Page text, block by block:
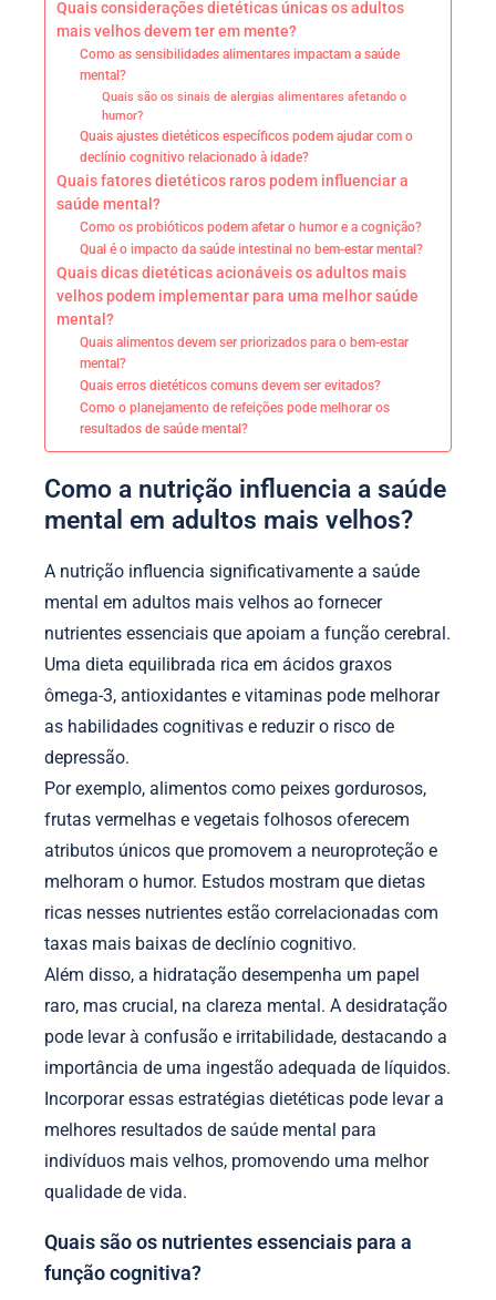
Quais considerações dietéticas únicas os adultos
mais velhos devem ter em mente?
Como as sensibilidades alimentares impactam a saúde
mental?
Quais são os sinais de alergias alimentares afetando o
humor?
Quais ajustes dietéticos específicos podem ajudar com o
declínio cognitivo relacionado à idade?
Quais fatores dietéticos raros podem influenciar a
saúde mental?
Como os probióticos podem afetar o humor e a cognição?
Qual é o impacto da saúde intestinal no bem-estar mental?
Quais dicas dietéticas acionáveis os adultos mais
velhos podem implementar para uma melhor saúde
mental?
Quais alimentos devem ser priorizados para o bem-estar
mental?
Quais erros dietéticos comuns devem ser evitados?
Como o planejamento de refeições pode melhorar os
resultados de saúde mental?
Como a nutrição influencia a saúde
mental em adultos mais velhos?
A nutrição influencia significativamente a saúde
mental em adultos mais velhos ao fornecer
nutrientes essenciais que apoiam a função cerebral.
Uma dieta equilibrada rica em ácidos graxos
ômega-3, antioxidantes e vitaminas pode melhorar
as habilidades cognitivas e reduzir o risco de
depressão.
Por exemplo, alimentos como peixes gordurosos,
frutas vermelhas e vegetais folhosos oferecem
atributos únicos que promovem a neuroproteção e
melhoram o humor. Estudos mostram que dietas
ricas nesses nutrientes estão correlacionadas com
taxas mais baixas de declínio cognitivo.
Além disso, a hidratação desempenha um papel
raro, mas crucial, na clareza mental. A desidratação
pode levar à confusão e irritabilidade, destacando a
importância de uma ingestão adequada de líquidos.
Incorporar essas estratégias dietéticas pode levar a
melhores resultados de saúde mental para
indivíduos mais velhos, promovendo uma melhor
qualidade de vida.
Quais são os nutrientes essenciais para a
função cognitiva?